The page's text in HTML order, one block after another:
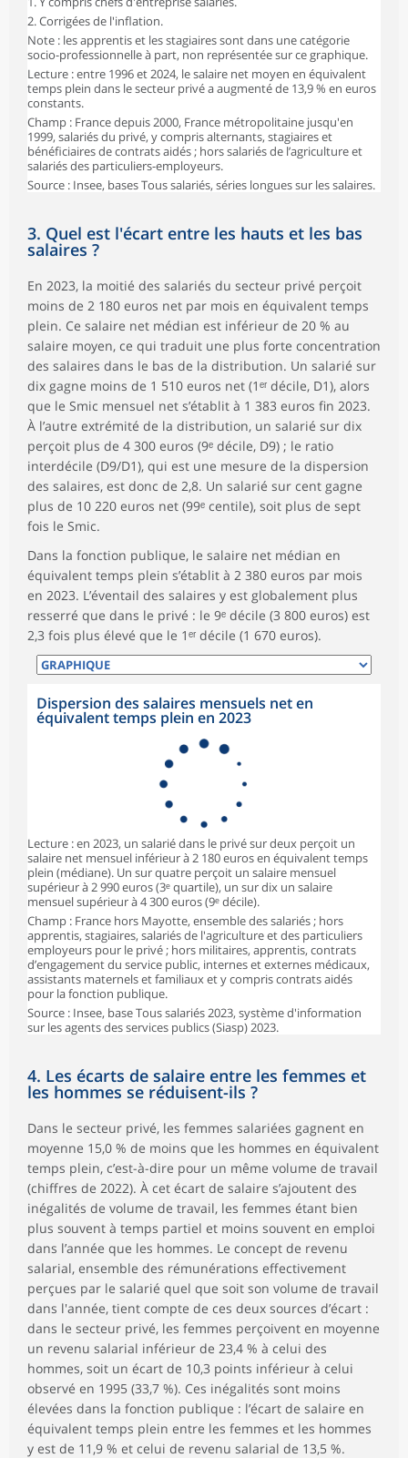
2. Corrigées de l'inflation.
Note : les apprentis et les stagiaires sont dans une catégorie
socio-professionnelle à part, non représentée sur ce graphique.
Lecture : entre 1996 et 2024, le salaire net moyen en équivalent
temps plein dans le secteur privé a augmenté de 13,9 % en euros
constants.
Champ : France depuis 2000, France métropolitaine jusqu'en
1999, salariés du privé, y compris alternants, stagiaires et
bénéficiaires de contrats aidés ; hors salariés de l’agriculture et
salariés des particuliers-employeurs.
Source : Insee, bases Tous salariés, séries longues sur les salaires.
3. Quel est l'écart entre les hauts et les bas
salaires ?
En 2023, la moitié des salariés du secteur privé perçoit
moins de 2 180 euros net par mois en équivalent temps
plein. Ce salaire net médian est inférieur de 20 % au
salaire moyen, ce qui traduit une plus forte concentration
des salaires dans le bas de la distribution. Un salarié sur
dix gagne moins de 1 510 euros net (1ᵉʳ décile, D1), alors
que le Smic mensuel net s’établit à 1 383 euros fin 2023.
À l’autre extrémité de la distribution, un salarié sur dix
perçoit plus de 4 300 euros (9ᵉ décile, D9) ; le ratio
interdécile (D9/D1), qui est une mesure de la dispersion
des salaires, est donc de 2,8. Un salarié sur cent gagne
plus de 10 220 euros net (99ᵉ centile), soit plus de sept
fois le Smic.
Dans la fonction publique, le salaire net médian en
équivalent temps plein s’établit à 2 380 euros par mois
en 2023. L’éventail des salaires y est globalement plus
resserré que dans le privé : le 9ᵉ décile (3 800 euros) est
2,3 fois plus élevé que le 1ᵉʳ décile (1 670 euros).
Dispersion des salaires mensuels net en
équivalent temps plein en 2023
Lecture : en 2023, un salarié dans le privé sur deux perçoit un
salaire net mensuel inférieur à 2 180 euros en équivalent temps
plein (médiane). Un sur quatre perçoit un salaire mensuel
supérieur à 2 990 euros (3ᵉ quartile), un sur dix un salaire
mensuel supérieur à 4 300 euros (9ᵉ décile).
Champ : France hors Mayotte, ensemble des salariés ; hors
apprentis, stagiaires, salariés de l'agriculture et des particuliers
employeurs pour le privé ; hors militaires, apprentis, contrats
d’engagement du service public, internes et externes médicaux,
assistants maternels et familiaux et y compris contrats aidés
pour la fonction publique.
Source : Insee, base Tous salariés 2023, système d'information
sur les agents des services publics (Siasp) 2023.
4. Les écarts de salaire entre les femmes et
les hommes se réduisent-ils ?
Dans le secteur privé, les femmes salariées gagnent en
moyenne 15,0 % de moins que les hommes en équivalent
temps plein, c’est-à-dire pour un même volume de travail
(chiffres de 2022). À cet écart de salaire s’ajoutent des
inégalités de volume de travail, les femmes étant bien
plus souvent à temps partiel et moins souvent en emploi
dans l’année que les hommes. Le concept de revenu
salarial, ensemble des rémunérations effectivement
perçues par le salarié quel que soit son volume de travail
dans l'année, tient compte de ces deux sources d’écart :
dans le secteur privé, les femmes perçoivent en moyenne
un revenu salarial inférieur de 23,4 % à celui des
hommes, soit un écart de 10,3 points inférieur à celui
observé en 1995 (33,7 %). Ces inégalités sont moins
élevées dans la fonction publique : l’écart de salaire en
équivalent temps plein entre les femmes et les hommes
y est de 11,9 % et celui de revenu salarial de 13,5 %.